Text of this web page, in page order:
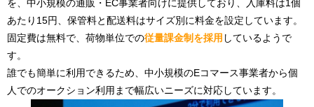
を、中小規模の通販・EC事業者向けに提供しており、入庫料は1個
あたり15円、保管料と配送料はサイズ別に料金を設定しています。
固定費は無料で、荷物単位での従量課金制を採用 しているようで
す。
誰でも簡単に利用できるため、中小規模のEコマース事業者から個
人でのオークション利用まで幅広いニーズに対応しています。